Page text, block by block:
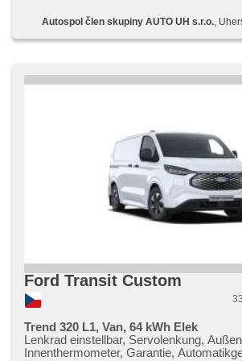
Parkassistent, automatikparken, Blind
Spur, Außenthermometer, Fahrkamera,
EDS, Antriebsschlupfregelung (ASR),
přední, Elektronisches
provozu při couvání (RCTA), ukazatel
(SLIF), hlasové ovládání palubního
ovládání palubního počítače, digitální
jízdního režimu, Notbremsung (PEBS),
jízdního pruhu, asistent jízdy v jízdním
stability přívěsu (TSA), Tempomat,
Geschwindigkeitsregelung, El. Anlasser,
erfüllt 'EURO VI',
Autospol člen skupiny AUTO UH s.r.o. ,
Ford Transit Custom
Trend 320 L1, Van, 64 kWh Elek
Lenkrad einstellbar, Servolenkung,
Innenthermometer, Garantie,